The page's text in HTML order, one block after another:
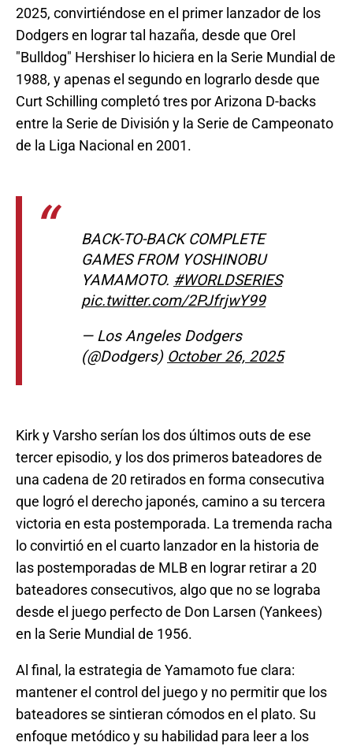
2025, convirtiéndose en el primer lanzador de los
Dodgers en lograr tal hazaña, desde que Orel
"Bulldog" Hershiser lo hiciera en la Serie Mundial de
1988, y apenas el segundo en lograrlo desde que
Curt Schilling completó tres por Arizona D-backs
entre la Serie de División y la Serie de Campeonato
de la Liga Nacional en 2001.
BACK-TO-BACK COMPLETE
GAMES FROM YOSHINOBU
YAMAMOTO. #WORLDSERIES
pic.twitter.com/2PJfrjwY99
— Los Angeles Dodgers
(@Dodgers) October 26, 2025
Kirk y Varsho serían los dos últimos outs de ese
tercer episodio, y los dos primeros bateadores de
una cadena de 20 retirados en forma consecutiva
que logró el derecho japonés, camino a su tercera
victoria en esta postemporada. La tremenda racha
lo convirtió en el cuarto lanzador en la historia de
las postemporadas de MLB en lograr retirar a 20
bateadores consecutivos, algo que no se lograba
desde el juego perfecto de Don Larsen (Yankees)
en la Serie Mundial de 1956.
Al final, la estrategia de Yamamoto fue clara:
mantener el control del juego y no permitir que los
bateadores se sintieran cómodos en el plato. Su
enfoque metódico y su habilidad para leer a los